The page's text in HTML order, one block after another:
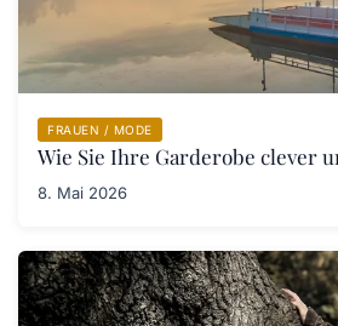
FRAUEN / MODE
Wie Sie Ihre Garderobe clever
8. Mai 2026